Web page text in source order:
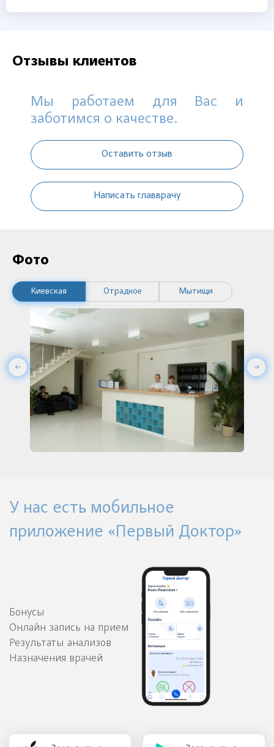
Отзывы клиентов
Мы работаем для Вас и
заботимся о качестве.
Оставить отзыв
Написать главврачу
Фото
Киевская Отрадное Мытищи
У нас есть мобильное
приложение «Первый Доктор»
Бонусы
Онлайн запись на прием
Результаты анализов
Назначения врачей